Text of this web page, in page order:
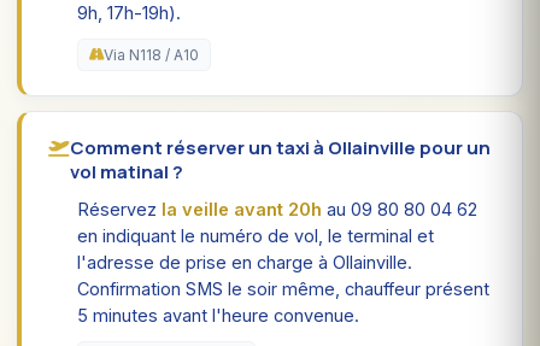
9h, 17h-19h).
Via N118 / A10
Comment réserver un taxi à Ollainville pour un
vol matinal ?
Réservez la veille avant 20h au 09 80 80 04 62
en indiquant le numéro de vol, le terminal et
l'adresse de prise en charge à Ollainville.
Confirmation SMS le soir même, chauffeur présent
5 minutes avant l'heure convenue.